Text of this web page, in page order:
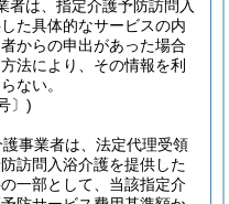
者は、指定介護予防訪問入
た具体的なサービスの内
からの申出があった場合
法により、その情報を利
ない。
〕)
事業者は、法定代理受領
訪問入浴介護を提供した
一部として、当該指定介